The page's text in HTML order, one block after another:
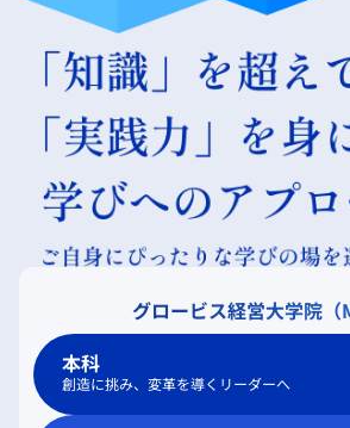
グロービス経営大学院（
本科
創造に挑み、変革を導くリーダーへ